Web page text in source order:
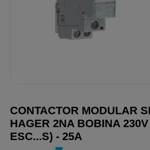
CONTACTOR MODULAR
HAGER 2NA BOBINA
ESC...S) - 25A